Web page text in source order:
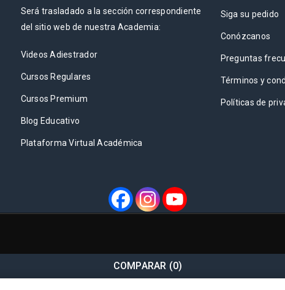
Será trasladado a la sección correspondiente
del sitio web de nuestra Academia:
Videos Adiestrador
Cursos Regulares
Cursos Premium
Blog Educativo
Plataforma Virtual Académica
Siga su pedido
Conózcanos
Preguntas
Términos y
Políticas de
COMPARAR (0)